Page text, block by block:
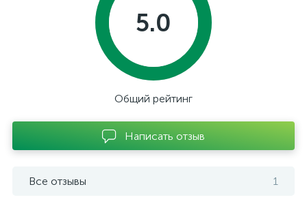
5.0
Общий рейтинг
Написать отзыв
Все отзывы 1